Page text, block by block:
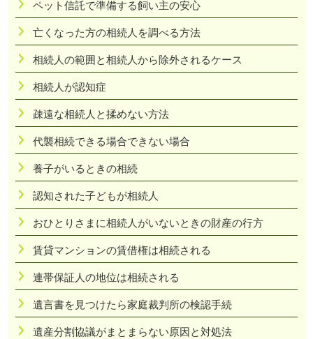
ペット信託で準備する飼い主の安心
亡くなった方の相続人を調べる方法
相続人の範囲と相続人から除外されるケース
相続人が認知症
疎遠な相続人と揉めない方法
代襲相続できる場合できない場合
養子がいるときの相続
認知された子どもが相続人
おひとりさまに相続人がいないときの財産の行方
賃貸マンションの賃借権は相続される
連帯保証人の地位は相続される
遺言書を見つけたら家庭裁判所の検認手続
遺産分割協議がまとまらない原因と対処法